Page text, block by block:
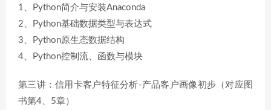
1、Python简介与安装Anaconda
2、Python基础数据类型与表达式
3、Python原生态数据结构
4、Python控制流、函数与模块
第三讲：信用卡客户特征分析-产品客户画像初步（对应图
书第4、5章）